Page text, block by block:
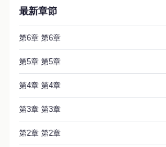
片爽文 #玄學 #辛夷系列 #現代 #直播
最新章節
第6章 第6章
第5章 第5章
第4章 第4章
第3章 第3章
第2章 第2章